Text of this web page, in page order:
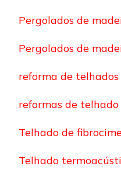
Pergolados de
Pergolados de
reforma de telhados
reformas de telhado
Telhado de
Telhado